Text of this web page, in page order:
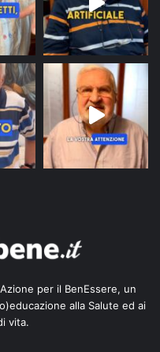
per il BenEssere, un
alla Salute ed ai
vita.